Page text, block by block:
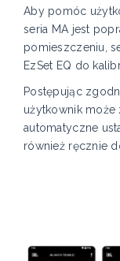
Aby pomóc
seria MA jest
pomieszczeniu,
EzSet EQ do
Postępując
użytkownik może
automatyczne
również ręcznie